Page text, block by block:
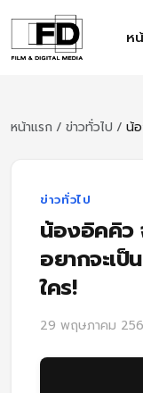
ห
หน้าแรก / ข่าวทั่วไป / น้
ข่าวทั่วไป
น้องอิคคิว
อยากจะเ
ใคร!
29 พฤษภาคม